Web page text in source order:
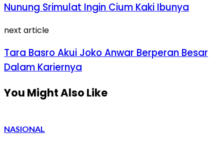
Nunung Srimulat Ingin Cium Kaki Ibunya
next article
Tara Basro Akui Joko Anwar Berperan Besar
Dalam Kariernya
You Might Also Like
NASIONAL